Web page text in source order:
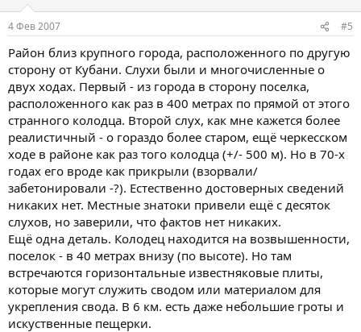
4 Фев 2007 #5
Район близ крупного города, расположенного по другую
сторону от Кубани. Слухи были и многочисленные о
двух ходах. Первый - из города в сторону поселка,
расположенного как раз в 400 метрах по прямой от этого
странного колодца. Второй слух, как мне кажется более
реалистичный - о гораздо более старом, ещё черкесском
ходе в районе как раз того колодца (+/- 500 м). Но в 70-х
годах его вроде как прикрыли (взорвали/
забетонировали -?). Естественно достоверных сведений
никаких нет. Местные знатоки привели ещё с десяток
слухов, но заверили, что фактов нет никаких.
Ещё одна деталь. Колодец находится на возвышенности,
поселок - в 40 метрах внизу (по высоте). Но там
встречаются горизонтальные известняковые плиты,
которые могут служить сводом или материалом для
укрепления свода. В 6 км. есть даже небольшие гроты и
искуственные пещерки.